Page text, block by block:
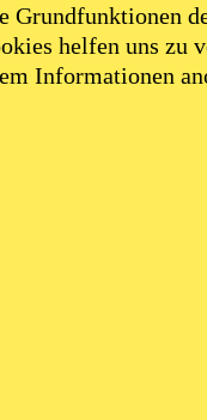
Grundfunktionen
helfen uns zu
Informationen